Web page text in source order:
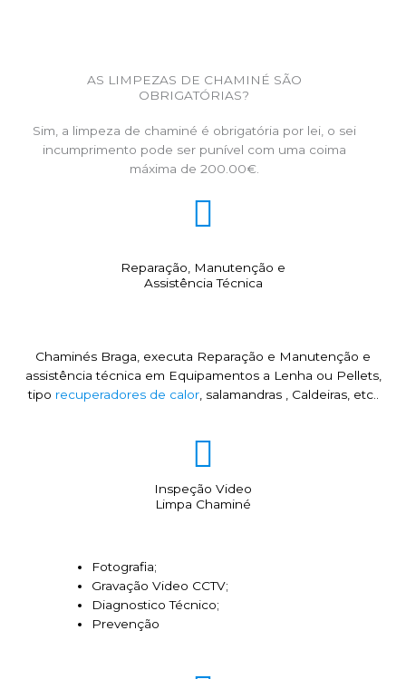
AS LIMPEZAS DE CHAMINÉ SÃO
OBRIGATÓRIAS?
Sim, a limpeza de chaminé é obrigatória por lei, o sei
incumprimento pode ser punível com uma coima
máxima de 200.00€.
Reparação, Manutenção e
Assistência Técnica
Chaminés Braga, executa Reparação e Manutenção e
assistência técnica em Equipamentos a Lenha ou Pellets,
tipo recuperadores de calor, salamandras , Caldeiras, etc..
Inspeção Video
Limpa Chaminé
Fotografia;
Gravação Video CCTV;
Diagnostico Técnico;
Prevenção